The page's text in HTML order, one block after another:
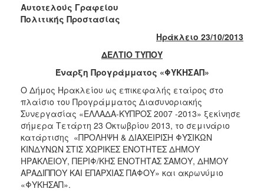
2019
2018
2015
2013
2012
2011
2010
2006
Αυτοτελούς Γραφείου
Πολιτικής Προστασίας
Ηράκλειο 23/10/2013
ΔΕΛΤΙΟ ΤΥΠΟΥ
Έναρξη Προγράμματος «ΦΥΚΗΣΑΠ»
Ο Δήμος Ηρακλείου ως επικεφαλής εταίρος στο
πλαίσιο του Προγράμματος Διασυνοριακής
Συνεργασίας «ΕΛΛΑΔΑ-ΚΥΠΡΟΣ 2007 -2013» ξεκίνησε
σήμερα Τετάρτη 23 Οκτωβρίου 2013, το σεμινάριο
κατάρτισης «ΠΡΟΛΗΨΗ & ΔΙΑΧΕΙΡΙΣΗ ΦΥΣΙΚΩΝ
ΚΙΝΔΥΝΩΝ ΣΤΙΣ ΧΩΡΙΚΕΣ ΕΝΟΤΗΤΕΣ ΔΗΜΟΥ
ΗΡΑΚΛΕΙΟΥ, ΠΕΡΙΦ/ΚΗΣ ΕΝΟΤΗΤΑΣ ΣΑΜΟΥ, ΔΗΜΟΥ
ΑΡΑΔΙΠΠΟΥ ΚΑΙ ΕΠΑΡΧΙΑΣ ΠΑΦΟΥ» και ακρωνύμιο
«ΦΥΚΗΣΑΠ».